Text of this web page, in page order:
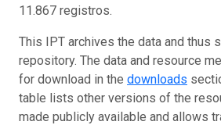
11.867 registros.
This IPT archives the data and thus
repository. The data and resource
for download in the downloads
table lists other versions of the
made publicly available and allows